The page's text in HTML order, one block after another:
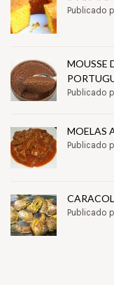
Publicado
MOUSSE
Publicado
MOELAS
Publicado
Publicado